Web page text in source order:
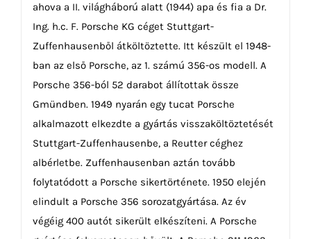
ahova a II. világháború alatt (1944) apa és fia a Dr.
Ing. h.c. F. Porsche KG céget Stuttgart-
Zuffenhausenből átköltöztette. Itt készült el 1948-
ban az első Porsche, az 1. számú 356-os modell. A
Porsche 356-ból 52 darabot állítottak össze
Gmündben. 1949 nyarán egy tucat Porsche
alkalmazott elkezdte a gyártás visszaköltöztetését
Stuttgart-Zuffenhausenbe, a Reutter céghez
albérletbe. Zuffenhausenban aztán tovább
folytatódott a Porsche sikertörténete. 1950 elején
elindult a Porsche 356 sorozatgyártása. Az év
végéig 400 autót sikerült elkészíteni. A Porsche